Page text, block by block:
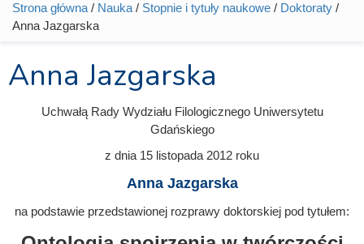
Jesteś tutaj
Strona główna / Nauka / Stopnie i tytuły naukowe / Doktoraty /
Anna Jazgarska
Anna Jazgarska
Uchwałą Rady Wydziału Filologicznego Uniwersytetu
Gdańskiego
z dnia 15 listopada 2012 roku
Anna Jazgarska
na podstawie przedstawionej rozprawy doktorskiej pod tytułem: